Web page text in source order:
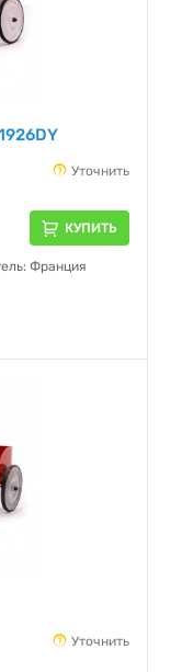
Уточнить
КУПИТЬ
Франция
Уточнить